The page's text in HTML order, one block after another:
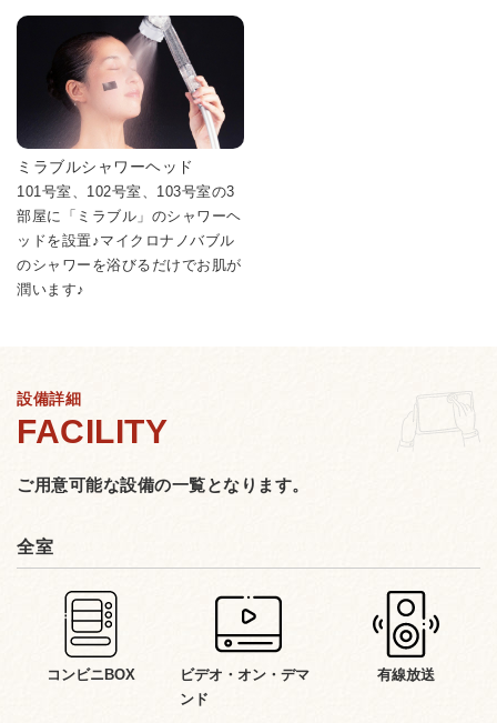
ミラブルシャワーヘッド
101号室、102号室、103号室の3
部屋に「ミラブル」のシャワーヘ
ッドを設置♪マイクロナノバブル
のシャワーを浴びるだけでお肌が
潤います♪
設備詳細
ご用意可能な設備の一覧となります。
全室
コンビニBOX
ビデオ・オン・デマ
ンド
有線放送